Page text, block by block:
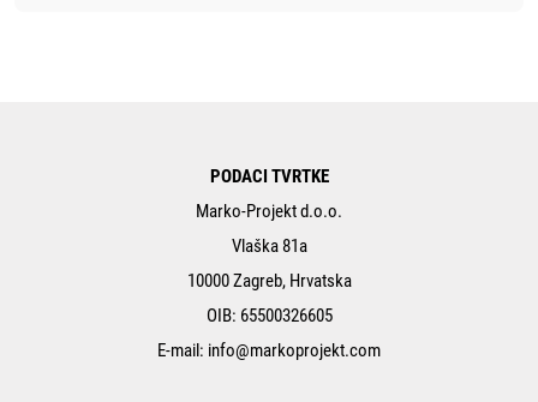
PODACI TVRTKE
Marko-Projekt d.o.o.
Vlaška 81a
10000 Zagreb, Hrvatska
OIB: 65500326605
E-mail: info@markoprojekt.com